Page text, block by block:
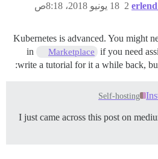
18 يونيو 2018، 8:18ص 2
Kubernetes is advanced. You might
in
Marketplace
if you need
write a tutorial for it a while back,
Self-hosting
I just came across this post on